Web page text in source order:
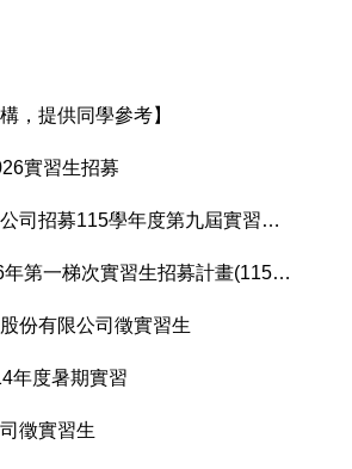
，提供同學參考】
實習生招募
智冠科技股份有限公司招募115學年度第九屆實習生(遊戲美術/平面設計/影音製作/音樂
新北市美術館2026年第一梯次實習生招募計畫(115年1月20日前受理報名)
份有限公司徵實習生
年度暑期實習
徵實習生